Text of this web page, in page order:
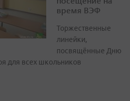
время ВЭФ
Торжественные
линейки,
посвящённые Дню
для всех школьников